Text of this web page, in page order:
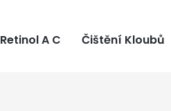
Retinol A C Čištění Kloubů